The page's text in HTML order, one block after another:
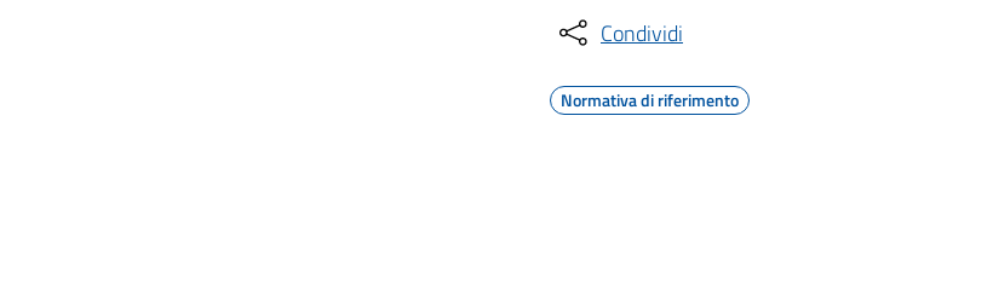
Condividi
Normativa di riferimento